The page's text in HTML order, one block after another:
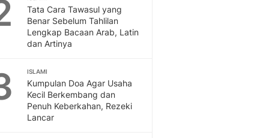
Tata Cara Tawasul yang
Benar Sebelum Tahlilan
Lengkap Bacaan Arab, Latin
dan Artinya
ISLAMI
Kumpulan Doa Agar Usaha
Kecil Berkembang dan
Penuh Keberkahan, Rezeki
Lancar